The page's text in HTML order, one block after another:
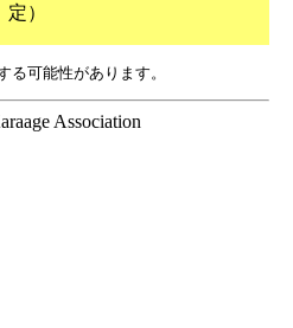
定）
る可能性があります。
Association